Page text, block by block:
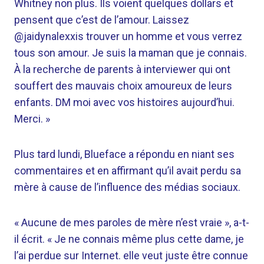
Whitney non plus. Ils voient quelques dollars et
pensent que c’est de l’amour. Laissez
@jaidynalexxis trouver un homme et vous verrez
tous son amour. Je suis la maman que je connais.
À la recherche de parents à interviewer qui ont
souffert des mauvais choix amoureux de leurs
enfants. DM moi avec vos histoires aujourd’hui.
Merci. »
Plus tard lundi, Blueface a répondu en niant ses
commentaires et en affirmant qu’il avait perdu sa
mère à cause de l’influence des médias sociaux.
« Aucune de mes paroles de mère n’est vraie », a-t-
il écrit. « Je ne connais même plus cette dame, je
l’ai perdue sur Internet. elle veut juste être connue